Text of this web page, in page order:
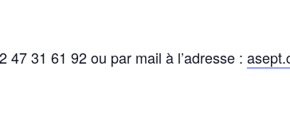
31 61 92 ou par mail à l’adresse :